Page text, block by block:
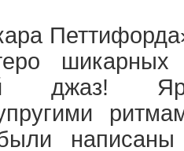
шикарных
джаз!